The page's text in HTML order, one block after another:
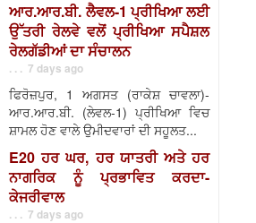
ਆਰ.ਆਰ.ਬੀ. ਲੈਵਲ-1 ਪ੍ਰੀਖਿਆ ਲਈ
ਉੱਤਰੀ ਰੇਲਵੇ ਵਲੋਂ ਪ੍ਰੀਖਿਆ ਸਪੈਸ਼ਲ
ਰੇਲਗੱਡੀਆਂ ਦਾ ਸੰਚਾਲਨ
. . . 7 days ago
ਫਿਰੋਜ਼ਪੁਰ, 1 ਅਗਸਤ (ਰਾਕੇਸ਼ ਚਾਵਲਾ)-
ਆਰ.ਆਰ.ਬੀ. (ਲੇਵਲ-1) ਪ੍ਰੀਖਿਆ ਵਿਚ
ਸ਼ਾਮਲ ਹੋਣ ਵਾਲੇ ਉਮੀਦਵਾਰਾਂ ਦੀ ਸਹੂਲਤ...
E20 ਹਰ ਘਰ, ਹਰ ਯਾਤਰੀ ਅਤੇ ਹਰ
ਨਾਗਰਿਕ ਨੂੰ ਪ੍ਰਭਾਵਿਤ ਕਰਦਾ-
ਕੇਜਰੀਵਾਲ
. . . 7 days ago